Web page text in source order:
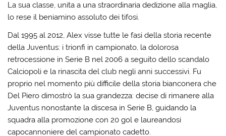
La sua classe, unita a una straordinaria dedizione alla maglia,
lo rese il beniamino assoluto dei tifosi.
Dal 1995 al 2012, Alex visse tutte le fasi della storia recente
della Juventus: i trionfi in campionato, la dolorosa
retrocessione in Serie B nel 2006 a seguito dello scandalo
Calciopoli e la rinascita del club negli anni successivi. Fu
proprio nel momento più difficile della storia bianconera che
Del Piero dimostrò la sua grandezza: decise di rimanere alla
Juventus nonostante la discesa in Serie B, guidando la
squadra alla promozione con 20 gol e laureandosi
capocannoniere del campionato cadetto.